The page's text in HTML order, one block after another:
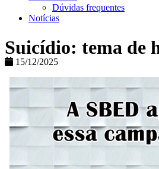
Dúvidas frequentes
Notícias
Suicídio: tema de
15/12/2025